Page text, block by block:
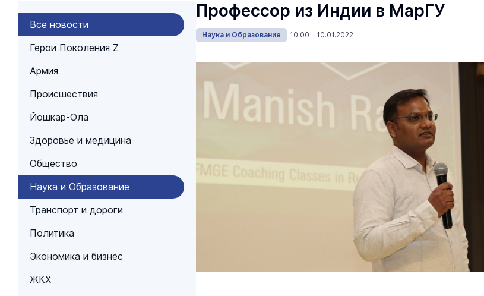
Все новости
Герои Поколения Z
Армия
Происшествия
Йошкар-Ола
Здоровье и медицина
Общество
Наука и Образование
Транспорт и дороги
Политика
Экономика и бизнес
ЖКХ
Профессор из Индии в МарГУ
Наука и Образование 10:00 10.01.2022